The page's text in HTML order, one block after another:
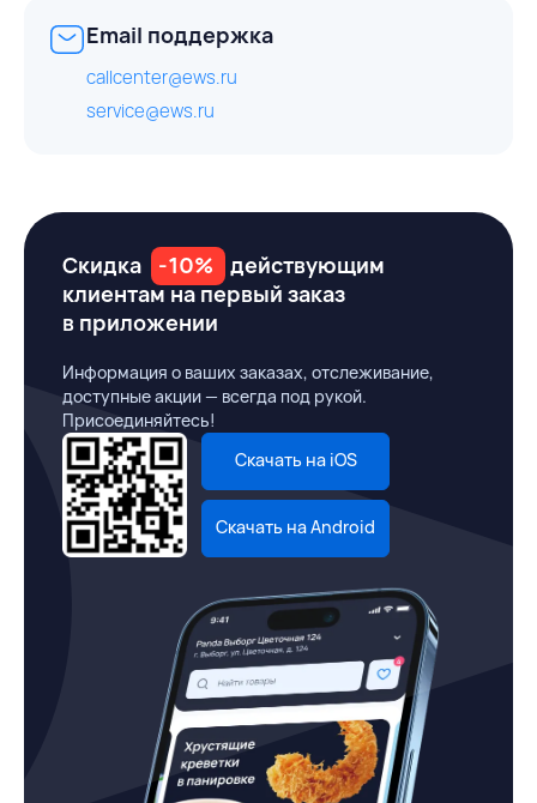
Email поддержка
callcenter@ews.ru
service@ews.ru
Скидка -10%
действующим
клиентам на первый заказ
в приложении
Информация о ваших заказах, отслеживание,
доступные акции — всегда под рукой.
Присоединяйтесь!
Скачать на iOS
Скачать на Android